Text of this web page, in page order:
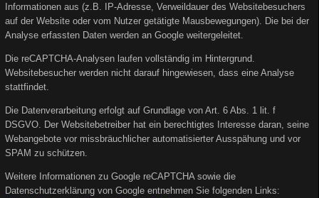
Informationen aus (z.B. IP-Adresse, Verweildauer des Websitebesuchers
auf der Website oder vom Nutzer getätigte Mausbewegungen). Die bei der
Analyse erfassten Daten werden an Google weitergeleitet.
Die reCAPTCHA-Analysen laufen vollständig im Hintergrund.
Websitebesucher werden nicht darauf hingewiesen, dass eine Analyse
stattfindet.
Die Datenverarbeitung erfolgt auf Grundlage von Art. 6 Abs. 1 lit. f
DSGVO. Der Websitebetreiber hat ein berechtigtes Interesse daran, seine
Webangebote vor missbräuchlicher automatisierter Ausspähung und vor
SPAM zu schützen.
Weitere Informationen zu Google reCAPTCHA sowie die
Datenschutzerklärung von Google entnehmen Sie folgenden Links: